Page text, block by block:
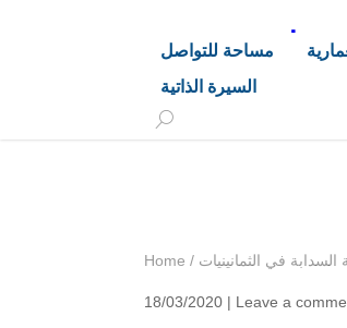
خليفة محجوب
مساحة للتواصل
السيرة الذاتية
Home / في الثمانينيات
18/03/2020 | Leave a